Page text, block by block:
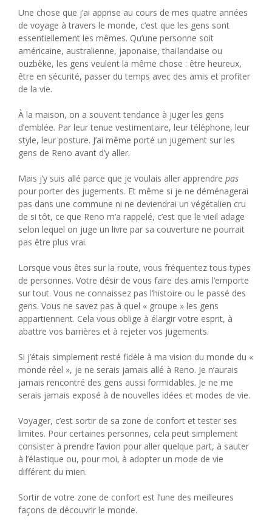
Une chose que j’ai apprise au cours de mes quatre années
de voyage à travers le monde, c’est que les gens sont
essentiellement les mêmes. Qu’une personne soit
américaine, australienne, japonaise, thaïlandaise ou
ouzbèke, les gens veulent la même chose : être heureux,
être en sécurité, passer du temps avec des amis et profiter
de la vie.
À la maison, on a souvent tendance à juger les gens
d’emblée. Par leur tenue vestimentaire, leur téléphone, leur
style, leur posture. J’ai même porté un jugement sur les
gens de Reno avant d’y aller.
Mais j’y suis allé parce que je voulais aller apprendre pas
pour porter des jugements. Et même si je ne déménagerai
pas dans une commune ni ne deviendrai un végétalien cru
de si tôt, ce que Reno m’a rappelé, c’est que le vieil adage
selon lequel on juge un livre par sa couverture ne pourrait
pas être plus vrai.
Lorsque vous êtes sur la route, vous fréquentez tous types
de personnes. Votre désir de vous faire des amis l’emporte
sur tout. Vous ne connaissez pas l’histoire ou le passé des
gens. Vous ne savez pas à quel « groupe » les gens
appartiennent. Cela vous oblige à élargir votre esprit, à
abattre vos barrières et à rejeter vos jugements.
Si j’étais simplement resté fidèle à ma vision du monde du «
monde réel », je ne serais jamais allé à Reno. Je n’aurais
jamais rencontré des gens aussi formidables. Je ne me
serais jamais exposé à de nouvelles idées et modes de vie.
Voyager, c’est sortir de sa zone de confort et tester ses
limites. Pour certaines personnes, cela peut simplement
consister à prendre l’avion pour aller quelque part, à sauter
à l’élastique ou, pour moi, à adopter un mode de vie
différent du mien.
Sortir de votre zone de confort est l’une des meilleures
façons de découvrir le monde.